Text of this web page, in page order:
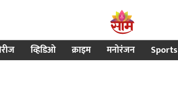
व्हिडिओ क्राइम मनोरंजन Sports